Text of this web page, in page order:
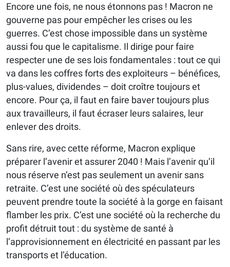
Encore une fois, ne nous étonnons pas ! Macron ne
gouverne pas pour empêcher les crises ou les
guerres. C’est chose impossible dans un système
aussi fou que le capitalisme. Il dirige pour faire
respecter une de ses lois fondamentales : tout ce qui
va dans les coffres forts des exploiteurs – bénéfices,
plus-values, dividendes – doit croître toujours et
encore. Pour ça, il faut en faire baver toujours plus
aux travailleurs, il faut écraser leurs salaires, leur
enlever des droits.
Sans rire, avec cette réforme, Macron explique
préparer l’avenir et assurer 2040 ! Mais l’avenir qu’il
nous réserve n’est pas seulement un avenir sans
retraite. C’est une société où des spéculateurs
peuvent prendre toute la société à la gorge en faisant
flamber les prix. C’est une société où la recherche du
profit détruit tout : du système de santé à
l’approvisionnement en électricité en passant par les
transports et l’éducation.